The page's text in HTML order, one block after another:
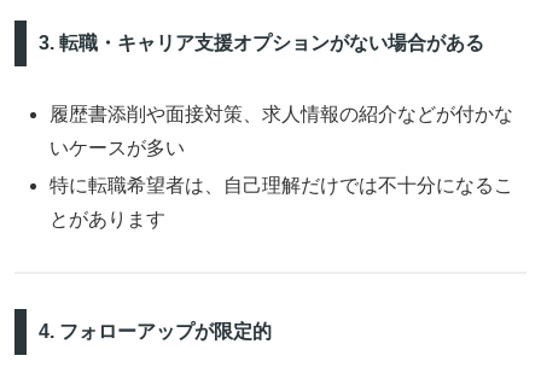
3. 転職・キャリア支援オプションがない場合がある
履歴書添削や面接対策、求人情報の紹介などが付かな
いケースが多い
特に転職希望者は、自己理解だけでは不十分になるこ
とがあります
4. フォローアップが限定的